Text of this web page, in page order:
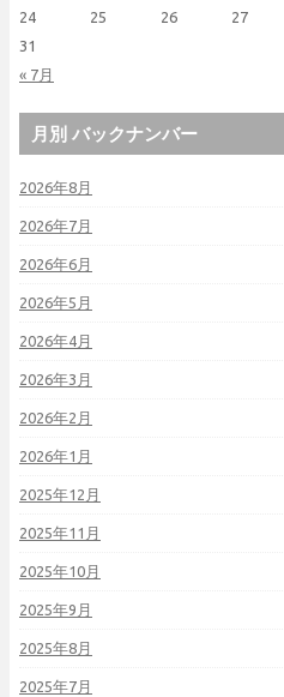
« 7月
24
25 26 27
31
月別 バックナンバー
2026年8月
2026年7月
2026年6月
2026年5月
2026年4月
2026年3月
2026年2月
2026年1月
2025年12月
2025年11月
2025年10月
2025年9月
2025年8月
2025年7月